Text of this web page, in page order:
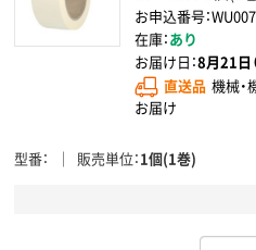
お申込番号：
在庫：あり
お届け日：8月21日
直送品 機械・
お届け
型番 販売単位 1個(1巻)